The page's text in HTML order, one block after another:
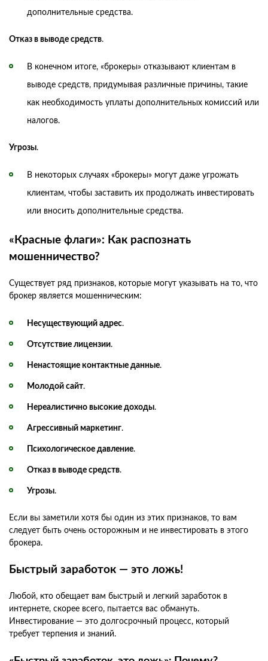
дополнительные средства.
Отказ в выводе средств.
В конечном итоге, «брокеры» отказывают клиентам в
выводе средств, придумывая различные причины, такие
как необходимость уплаты дополнительных комиссий или
налогов.
Угрозы.
В некоторых случаях «брокеры» могут даже угрожать
клиентам, чтобы заставить их продолжать инвестировать
или вносить дополнительные средства.
«Красные флаги»: Как распознать
мошенничество?
Существует ряд признаков, которые могут указывать на то, что
брокер является мошенническим:
Несуществующий адрес.
Отсутствие лицензии.
Ненастоящие контактные данные.
Молодой сайт.
Нереалистично высокие доходы.
Агрессивный маркетинг.
Психологическое давление.
Отказ в выводе средств.
Угрозы.
Если вы заметили хотя бы один из этих признаков, то вам
следует быть очень осторожным и не инвестировать в этого
брокера.
Быстрый заработок — это ложь!
Любой, кто обещает вам быстрый и легкий заработок в
интернете, скорее всего, пытается вас обмануть.
Инвестирование — это долгосрочный процесс, который
требует терпения и знаний.